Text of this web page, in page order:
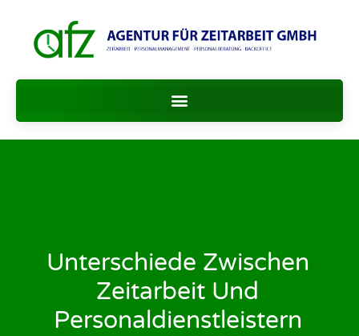
Unterschiede Zwischen
Zeitarbeit Und
Personaldienstleistern